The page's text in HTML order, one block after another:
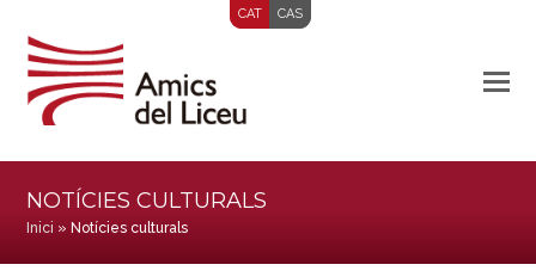
CAT CAS
NOTÍCIES CULTURALS
Inici » Notícies culturals